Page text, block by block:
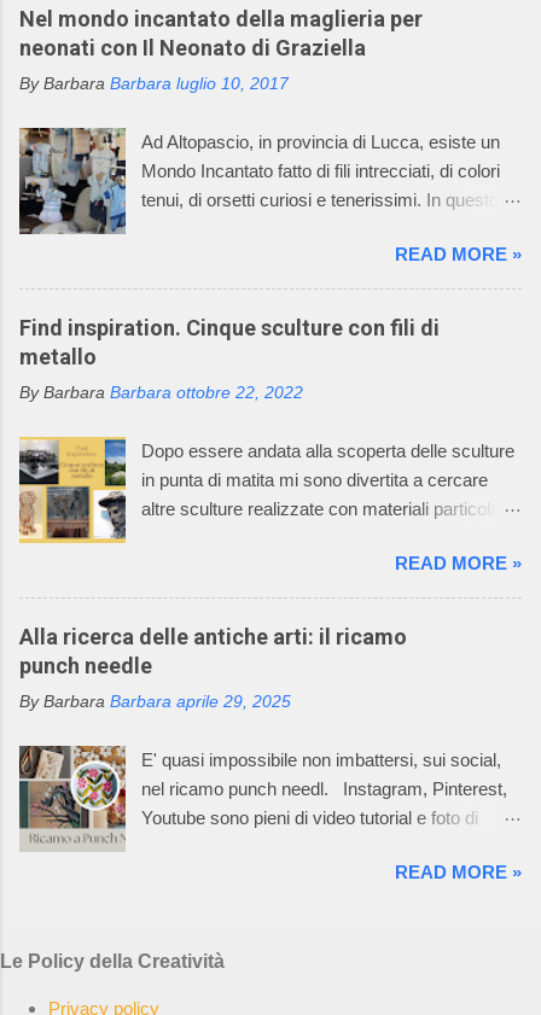
n
c
m
e
n
t
o
Nel mondo incantato della maglieria per
neonati con Il Neonato di Graziella
By Barbara Barbara luglio 10, 2017
Ad Altopascio, in provincia di Lucca, esiste un
Mondo Incantato fatto di fili intrecciati, di colori
tenui, di orsetti curiosi e tenerissimi. In questo
artigiani, che lavorano i fili con la maglieria e con
l’uncinetto, creando dei deliziosi vestitini per
bambini. Questo mondo incantato è il sogno,
avverato, della signora Graziella, che dal 1968
per il mondo dei bambini. Oggi l’azienda della
diventata leader nel settore “maglieria esterna
diminuita” e il suo mondo incantato ha
affascinato anche tutti i componenti della sua
singolo pezzo del prodotto già nella taglia
desiderata e non un rettangolo di maglia dal
quale tagliare le varie parti per poi assemblarle.
READ MORE »
Find inspiration. Cinque sculture con fili di
metallo
By Barbara Barbara ottobre 22, 2022
Dopo essere andata alla scoperta delle sculture
in punta di matita mi sono divertita a cercare
altre sculture realizzate con materiali particolari.
diventare un'opera d'arte. Il mio racconto non
può non partire dalla materia prima: il metallo è
un elemento chimico caratterizzato da alto
elevata. L’uso dei metalli, dalla produzione di
aventi valore espressivo autonomo, è diffuso fin
dalle civiltà più antiche. Le tecniche di
lavorazione sono elaborate in un lento processo,
di espressione artistica, nella realizzazione di
opere di scultura. Ho selezionato 5 opere, di
READ MORE »
Alla ricerca delle antiche arti: il ricamo
punch needle
By Barbara Barbara aprile 29, 2025
E' quasi impossibile non imbattersi, sui social,
nel ricamo punch needl. Instagram, Pinterest,
Youtube sono pieni di video tutorial e foto di
sembra, facilissimi da realizzare. Oggi, la
creatività e slow craft, risuonano con una nuova
READ MORE »
Le Policy della Creatività
Privacy policy